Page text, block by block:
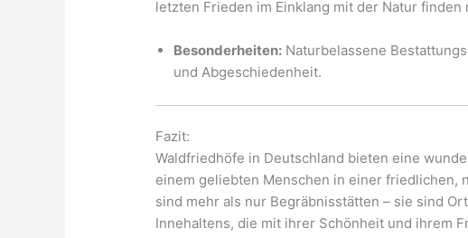
letzten Frieden im Einklang mit der Natur finden
Besonderheiten: Naturbelassene
und Abgeschiedenheit.
Fazit:
Waldfriedhöfe in Deutschland bieten eine
einem geliebten Menschen in einer friedlichen,
sind mehr als nur Begräbnisstätten – sie sind
Innehaltens, die mit ihrer Schönheit und ihrem